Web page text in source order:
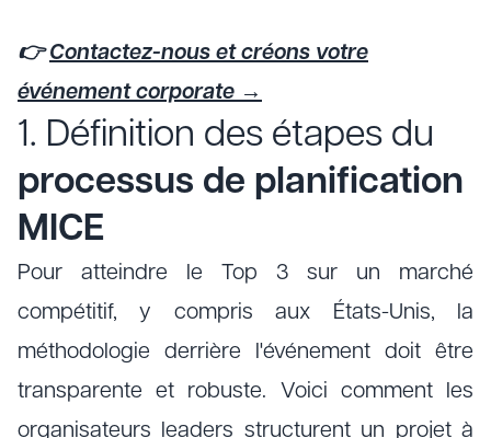
👉Contactez-nous et créons votre
événement corporate →
1. Définition des étapes du
processus de planification
MICE
Pour atteindre le Top 3 sur un marché
compétitif, y compris aux États-Unis, la
méthodologie derrière l'événement doit être
transparente et robuste. Voici comment les
organisateurs leaders structurent un projet à